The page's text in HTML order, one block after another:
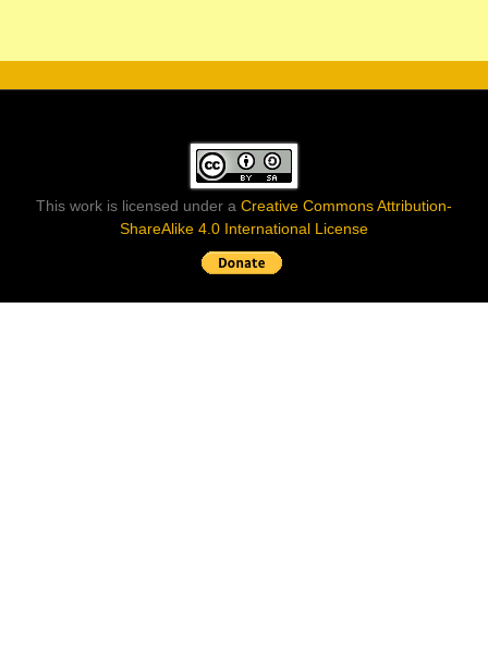
This work is licensed under a Creative Commons Attribution-
ShareAlike 4.0 International License